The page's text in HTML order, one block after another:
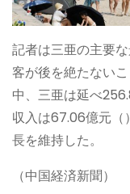
記者は三亜の主要
客が後を絶たない
中、三亜は延べ
収入は67.06億元（
長を維持した。
（中国経済新聞）